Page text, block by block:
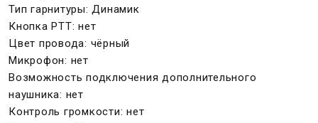
Тип гарнитуры: Динамик
Кнопка PTT: нет
Цвет провода: чёрный
Микрофон: нет
Возможность подключения дополнительного
наушника: нет
Контроль громкости: нет